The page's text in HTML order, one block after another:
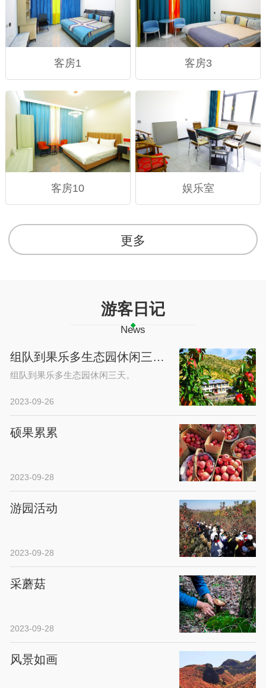
客房1 客房3
客房10 娱乐室
更多
游客日记
News
组队到果乐多生态园休闲三天。
组队到果乐多生态园休闲三天。
2023-09-26
硕果累累
2023-09-28
游园活动
2023-09-28
采蘑菇
2023-09-28
风景如画